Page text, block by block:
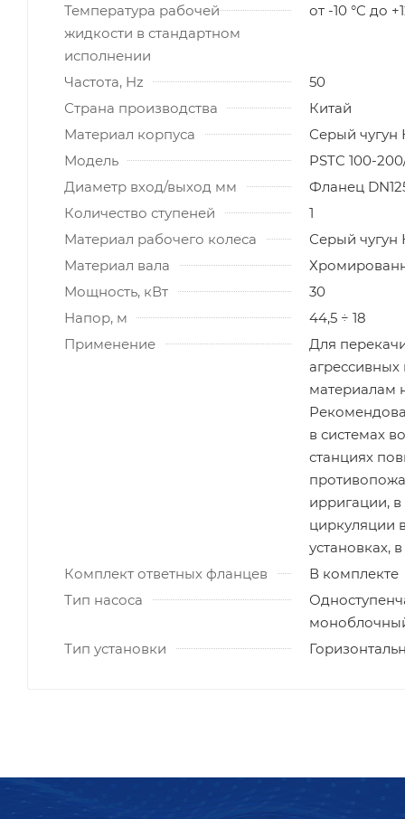
Температура рабочей
жидкости в стандартном
исполнении
от -10 °C до
Частота, Hz
50
Страна производства
Китай
Материал корпуса
Серый чугун
Модель
PSTC 100-
Диаметр вход/выход мм
Фланец
Количество ступеней
1
Материал рабочего колеса
Серый чугун
Материал вала
Мощность, кВт
30
Напор, м
44,5 ÷ 18
Применение
Для
материалам
в системах
станциях
ирригации,
циркуляции
установках,
Комплект ответных фланцев
В комплекте
Тип насоса
Тип установки